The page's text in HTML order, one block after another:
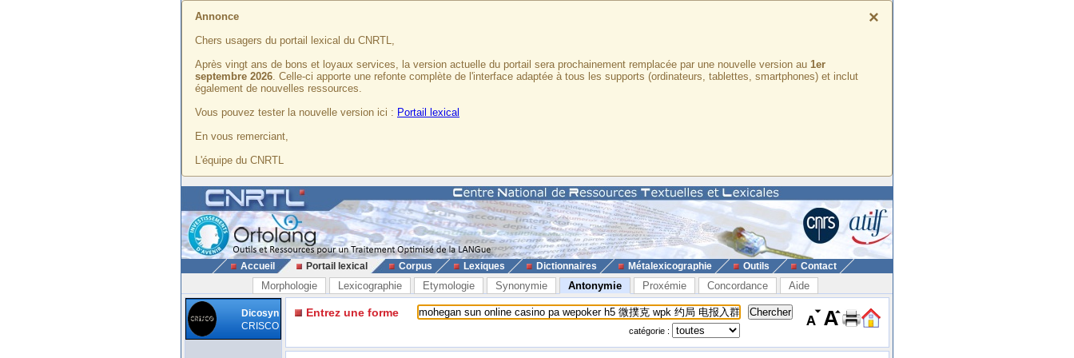
×
Annonce
Chers usagers du portail lexical du CNRTL,
Après vingt ans de bons et loyaux services, la version actuelle du portail sera prochainement remplacée par une nouvelle version au 1er
septembre 2026. Celle-ci apporte une refonte complète de l'interface adaptée à tous les supports (ordinateurs, tablettes, smartphones) et inclut
également de nouvelles ressources.
Vous pouvez tester la nouvelle version ici : Portail lexical
En vous remerciant,
L'équipe du CNRTL
Accueil Portail lexical Corpus Lexiques Dictionnaires Métalexicographie Outils Contact
Morphologie Lexicographie Etymologie Synonymie Antonymie Proxémie Concordance Aide
Dicosyn
CRISCO
Entrez une forme
catégorie :